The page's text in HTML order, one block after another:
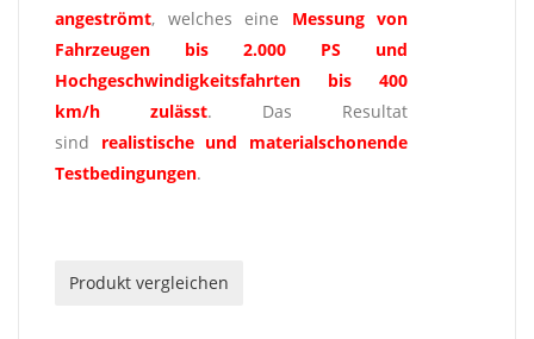
angeströmt, welches eine Messung von
Fahrzeugen bis 2.000 PS und
Hochgeschwindigkeitsfahrten bis 400
km/h zulässt. Das Resultat
sind realistische und materialschonende
Testbedingungen.
Produkt vergleichen